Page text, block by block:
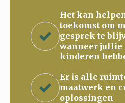
Het kan
toekomst om
gesprek te
wanneer jullie
kinderen
Er is alle
maatwerk en
oplossingen